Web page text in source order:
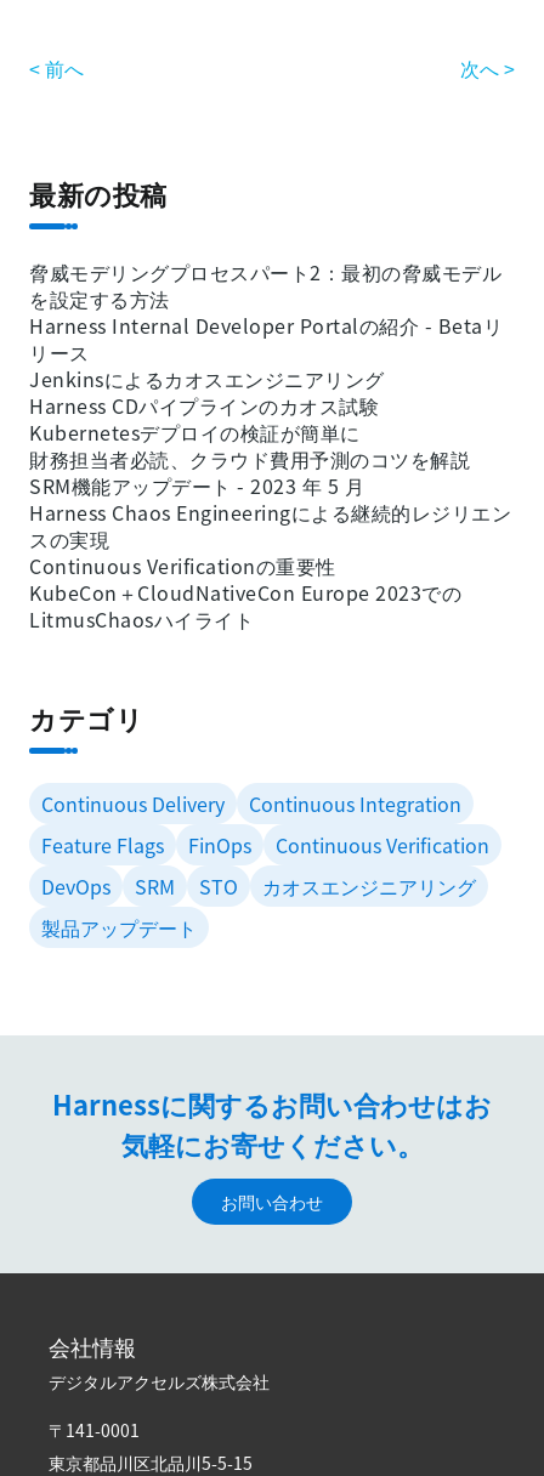
< 前へ 次へ >
最新の投稿
脅威モデリングプロセスパート2：最初の脅威モデル
を設定する方法
Harness Internal Developer Portalの紹介 - Betaリ
リース
Jenkinsによるカオスエンジニアリング
Harness CDパイプラインのカオス試験
Kubernetesデプロイの検証が簡単に
財務担当者必読、クラウド費用予測のコツを解説
SRM機能アップデート - 2023 年 5 月
Harness Chaos Engineeringによる継続的レジリエン
スの実現
Continuous Verificationの重要性
KubeCon＋CloudNativeCon Europe 2023での
LitmusChaosハイライト
カテゴリ
Continuous Delivery
Continuous Integration
Feature Flags
FinOps
Continuous Verification
DevOps
SRM STO
カオスエンジニアリング
製品アップデート
Harnessに関するお問い合わせはお
気軽にお寄せください。
お問い合わせ
会社情報
デジタルアクセルズ株式会社
〒141-0001
東京都品川区北品川5-5-15​